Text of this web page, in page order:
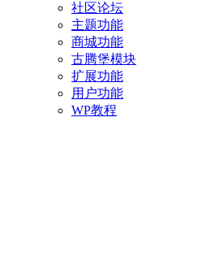
社区论坛
主题功能
商城功能
古腾堡模块
扩展功能
用户功能
WP教程